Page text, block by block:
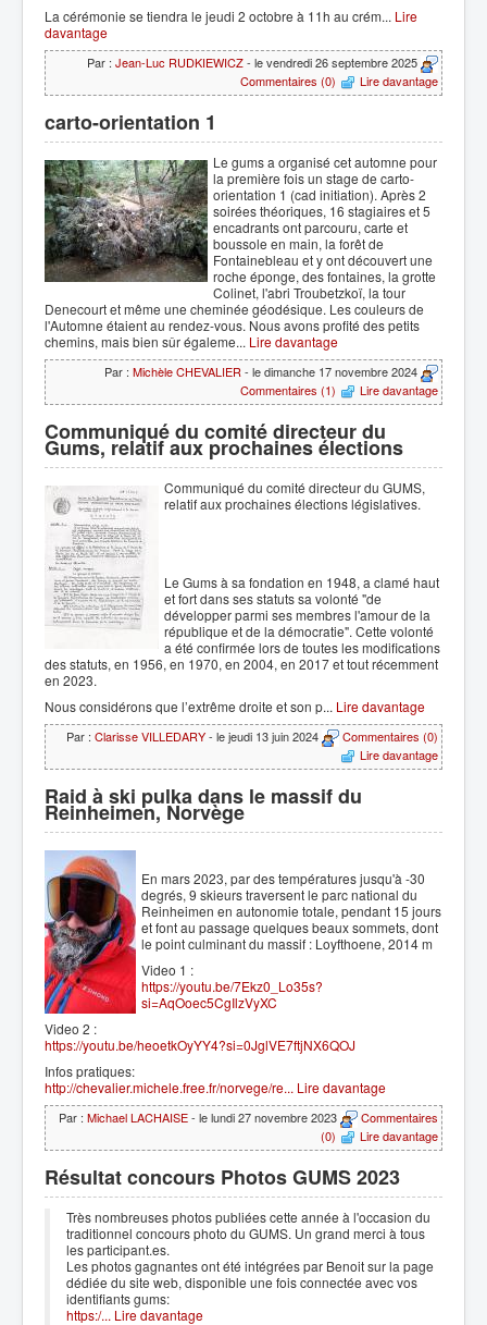
La cérémonie se tiendra le jeudi 2 octobre à 11h au crém... Lire
davantage
Par : Jean-Luc RUDKIEWICZ- le vendredi 26 septembre 2025
Commentaires (0)
Lire davantage
carto-orientation 1
Le gums a organisé cet automne pour
la première fois un stage de carto-
orientation 1 (cad initiation). Après 2
soirées théoriques, 16 stagiaires et 5
encadrants ont parcouru, carte et
boussole en main, la forêt de
Fontainebleau et y ont découvert une
roche éponge, des fontaines, la grotte
Colinet, l'abri Troubetzkoï, la tour
Denecourt et même une cheminée géodésique. Les couleurs de
l'Automne étaient au rendez-vous. Nous avons profité des petits
chemins, mais bien sûr égaleme... Lire davantage
Par : Michèle CHEVALIER - le dimanche 17 novembre 2024
Commentaires (1)
Lire davantage
Communiqué du comité directeur du
Gums, relatif aux prochaines élections
Communiqué du comité directeur du GUMS,
relatif aux prochaines élections législatives.
Le Gums à sa fondation en 1948, a clamé haut
et fort dans ses statuts sa volonté "de
développer parmi ses membres l'amour de la
république et de la démocratie". Cette volonté
a été confirmée lors de toutes les modifications
des statuts, en 1956, en 1970, en 2004, en 2017 et tout récemment
en 2023.
Nous considérons que l’extrême droite et son p... Lire davantage
Par : Clarisse VILLEDARY- le jeudi 13 juin 2024
Commentaires (0)
Lire davantage
Raid à ski pulka dans le massif du
Reinheimen, Norvège
En mars 2023, par des températures jusqu'à -30
degrés, 9 skieurs traversent le parc national du
Reinheimen en autonomie totale, pendant 15 jours
et font au passage quelques beaux sommets, dont
le point culminant du massif : Loyfthoene, 2014 m
Video 1 :
https://youtu.be/7Ekz0_Lo35s?
si=AqOoec5CgIlzVyXC
Video 2 :
https://youtu.be/heoetkOyYY4?si=0JglVE7ftjNX6QOJ
Infos pratiques:
http://chevalier.michele.free.fr/norvege/re... Lire davantage
Par : Michael LACHAISE- le lundi 27 novembre 2023
Commentaires
(0)
Lire davantage
Résultat concours Photos GUMS 2023
Très nombreuses photos publiées cette année à l'occasion du
traditionnel concours photo du GUMS. Un grand merci à tous
les participant.es.
Les photos gagnantes ont été intégrées par Benoit sur la page
dédiée du site web, disponible une fois connectée avec vos
identifiants gums:
https:/... Lire davantage